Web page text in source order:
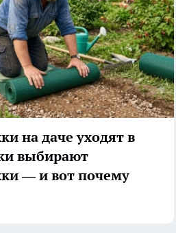
на даче уходят в
выбирают
— и вот почему